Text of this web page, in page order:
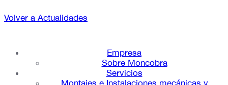
Volver a Actualidades
Empresa
Sobre Moncobra
Servicios
Montajes e Instalaciones mecánicas y